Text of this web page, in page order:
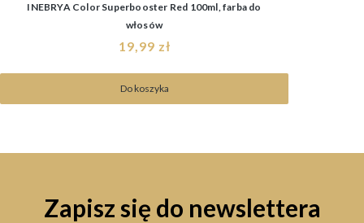
INEBRYA Color Superbooster Red 100ml, farba do
włosów
19,99 zł
Do koszyka
Zapisz się do newslettera